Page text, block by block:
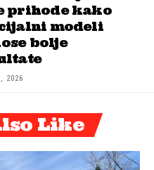
prihode kako
modeli
bolje
2026
Like